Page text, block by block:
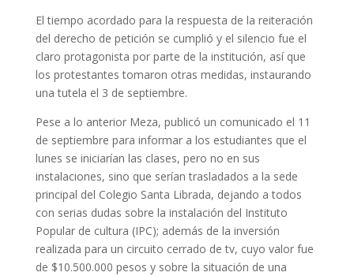
El tiempo acordado para la respuesta de la reiteración
del derecho de petición se cumplió y el silencio fue el
claro protagonista por parte de la institución, así que
los protestantes tomaron otras medidas, instaurando
una tutela el 3 de septiembre.
Pese a lo anterior Meza, publicó un comunicado el 11
de septiembre para informar a los estudiantes que el
lunes se iniciarían las clases, pero no en sus
instalaciones, sino que serían trasladados a la sede
principal del Colegio Santa Librada, dejando a todos
con serias dudas sobre la instalación del Instituto
Popular de cultura (IPC); además de la inversión
realizada para un circuito cerrado de tv, cuyo valor fue
de $10.500.000 pesos y sobre la situación de una